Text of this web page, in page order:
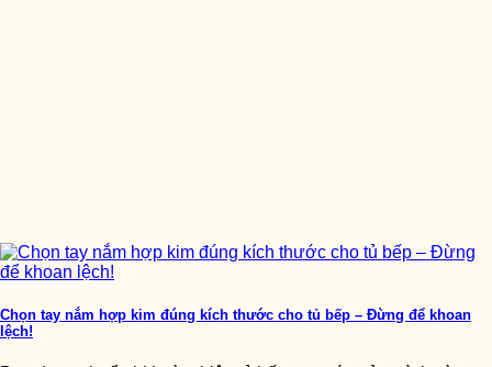
Chọn tay nắm hợp kim đúng kích thước cho tủ bếp – Đừng để khoan
lệch!